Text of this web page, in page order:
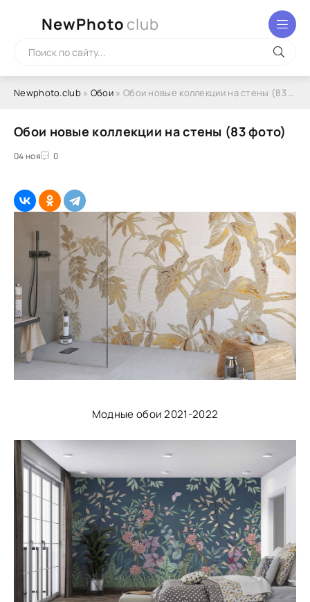
NewPhoto club
Newphoto.club» Обои » Обои новые коллекции на стены (83 фото)
Обои новые коллекции на стены (83 фото)
04 ноя 0
Модные обои 2021-2022